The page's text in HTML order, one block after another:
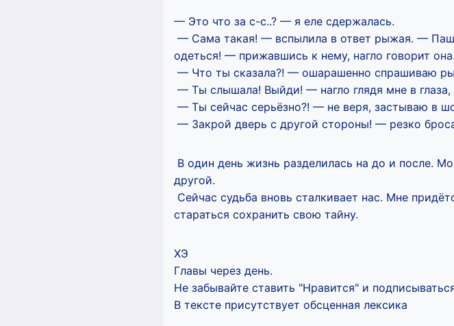
— Это что за с-с..? — я еле сдержалась.
— Сама такая! — вспылила в ответ рыжая. —
одеться! — прижавшись к нему, нагло говорит она.
— Что ты сказала?! — ошарашенно спрашиваю
— Ты слышала! Выйди! — нагло глядя мне в
— Ты сейчас серьёзно?! — не веря, застываю в
— Закрой дверь с другой стороны! — резко
В один день жизнь разделилась на до и после.
другой.
Сейчас судьба вновь сталкивает нас. Мне
стараться сохранить свою тайну.
ХЭ
Главы через день.
Не забывайте ставить "Нравится" и
В тексте присутствует обсценная лексика